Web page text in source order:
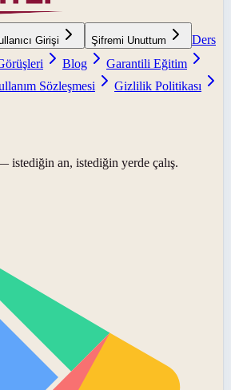
Girişi Şifremi Unuttum
Ders
Blog
Garantili Eğitim
Sözleşmesi
Gizlilik Politikası
istediğin an, istediğin yerde çalış.